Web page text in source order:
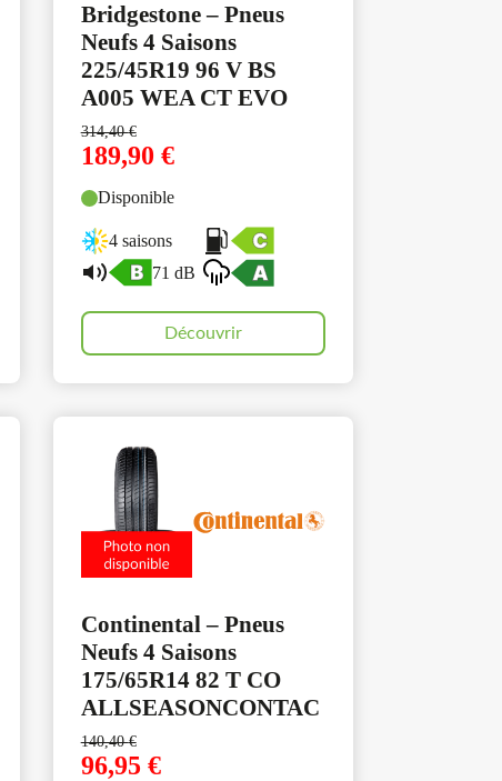
Bridgestone – Pneus
Neufs 4 Saisons
225/45R19 96 V BS
A005 WEA CT EVO
314,40€
189,90 €
Disponible
4 saisons
71 dB
Découvrir
Continental – Pneus
Neufs 4 Saisons
175/65R14 82 T CO
ALLSEASONCONTAC
140,40€
96,95 €